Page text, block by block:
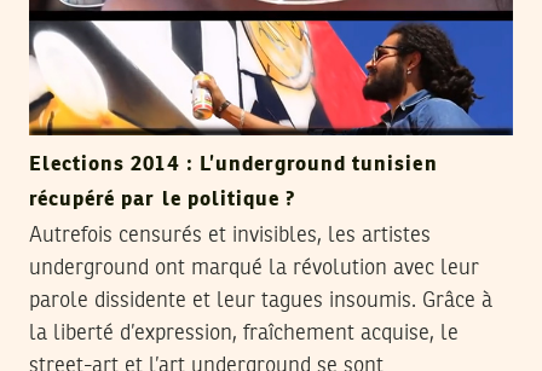
Elections 2014 : L’underground tunisien
récupéré par le politique ?
Autrefois censurés et invisibles, les artistes
underground ont marqué la révolution avec leur
parole dissidente et leur tagues insoumis. Grâce à
la liberté d’expression, fraîchement acquise, le
street-art et l’art underground se sont